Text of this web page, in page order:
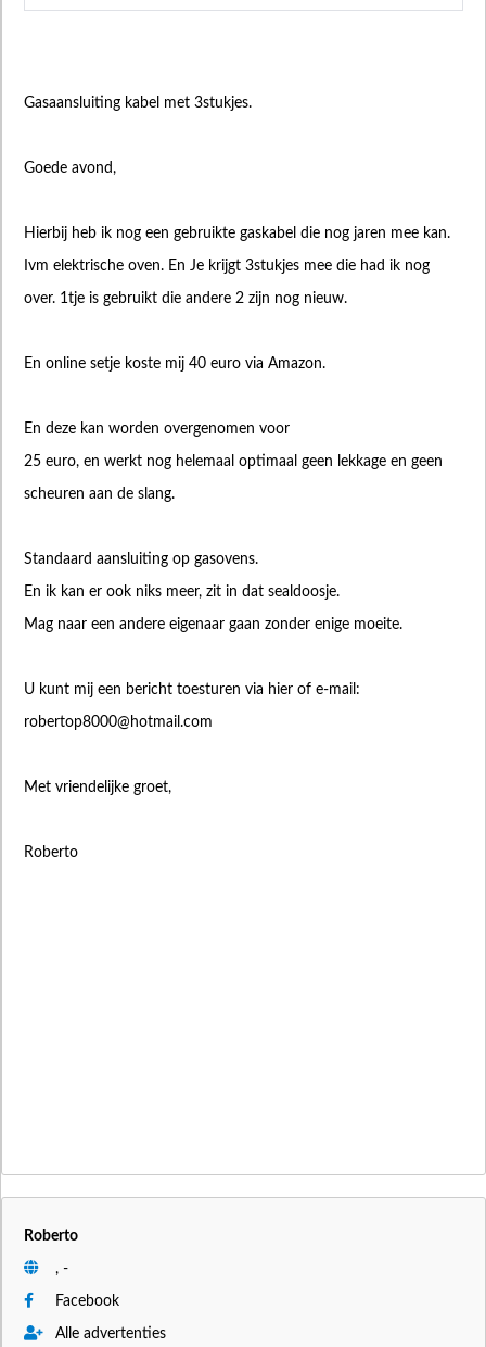
Gasaansluiting kabel met 3stukjes.
Goede avond,
Hierbij heb ik nog een gebruikte gaskabel die nog jaren mee kan.
Ivm elektrische oven. En Je krijgt 3stukjes mee die had ik nog
over. 1tje is gebruikt die andere 2 zijn nog nieuw.
En online setje koste mij 40 euro via Amazon.
En deze kan worden overgenomen voor
25 euro, en werkt nog helemaal optimaal geen lekkage en geen
scheuren aan de slang.
Standaard aansluiting op gasovens.
En ik kan er ook niks meer, zit in dat sealdoosje.
Mag naar een andere eigenaar gaan zonder enige moeite.
U kunt mij een bericht toesturen via hier of e-mail:
robertop8000@hotmail.com
Met vriendelijke groet,
Roberto
Roberto
, -
Facebook
Alle advertenties